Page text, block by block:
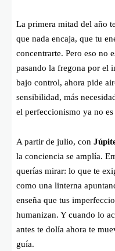
La primera mitad del año
que nada encaja, que tu
concentrarte. Pero eso no
pasando la fregona por el
bajo control, ahora pide
sensibilidad, más
el perfeccionismo ya no es
A partir de julio, con
la conciencia se amplía.
querías mirar: lo que te
como una linterna
enseña que tus
humanizan. Y cuando lo
antes te dolía ahora te
guía.